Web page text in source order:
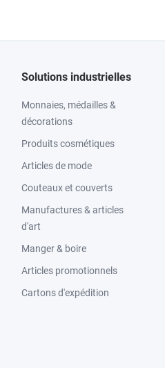
Solutions industrielles
Monnaies, médailles &
décorations
Produits cosmétiques
Articles de mode
Couteaux et couverts
Manufactures & articles
d'art
Manger & boire
Articles promotionnels
Cartons d'expédition